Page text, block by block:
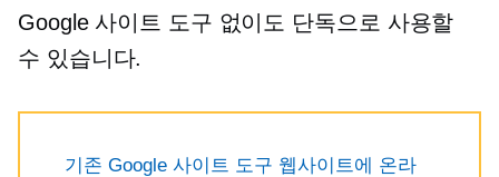
Google 사이트 도구 없이도 단독으로 사용할
수 있습니다.
기존 Google 사이트 도구 웹사이트에 온라